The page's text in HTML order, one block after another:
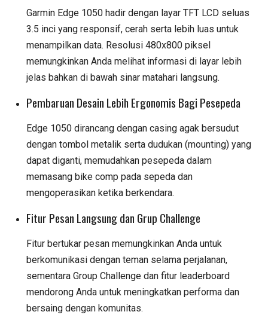
Garmin Edge 1050 hadir dengan layar TFT LCD seluas
3.5 inci yang responsif, cerah serta lebih luas untuk
menampilkan data. Resolusi 480x800 piksel
memungkinkan Anda melihat informasi di layar lebih
jelas bahkan di bawah sinar matahari langsung.
Pembaruan Desain Lebih Ergonomis Bagi Pesepeda
Edge 1050 dirancang dengan casing agak bersudut
dengan tombol metalik serta dudukan (mounting) yang
dapat diganti, memudahkan pesepeda dalam
memasang bike comp pada sepeda dan
mengoperasikan ketika berkendara.
Fitur Pesan Langsung dan Grup Challenge
Fitur bertukar pesan memungkinkan Anda untuk
berkomunikasi dengan teman selama perjalanan,
sementara Group Challenge dan fitur leaderboard
mendorong Anda untuk meningkatkan performa dan
bersaing dengan komunitas.